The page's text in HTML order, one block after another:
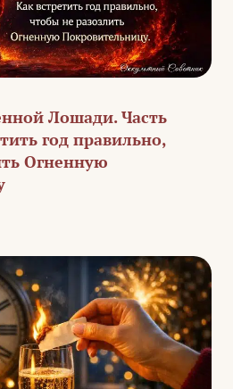
Лошади. Часть
год правильно,
Огненную